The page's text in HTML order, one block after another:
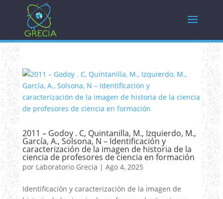
2011 – Godoy . C, Quintanilla, M., Izquierdo, M.,
García, A., Solsona, N – Identificación y
caracterización de la imagen de historia de la
ciencia de profesores de ciencia en formación
por Laboratorio Grecia | Ago 4, 2025
Identificación y caracterización de la imagen de